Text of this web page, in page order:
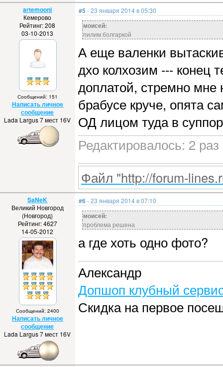
artemooni
Кемерово
Рейтинг: 208
03-10-2013
Сообщений: 151
Написать личное
сообщение
Lada Largus 7 мест 16V
#5 - 23 января 2014 в 05:30
моисей:
пилим болгаркой
А еще валенки
дхо колхозим --- конец
доплатой, стремно мне
брабусе круче, опята
ОД лицом туда в
Редактировалось: 2
Файл "http://forum-
SaNeK
Великий Новгород
(Новгород)
Рейтинг: 4627
14-05-2012
Сообщений: 2400
Написать личное
сообщение
Lada Largus 7 мест 16V
#6- 23 января 2014 в 07:10
моисей:
проблема решена
а где хоть одно фото?
Александр
Допшоп клубный
Скидка на первое